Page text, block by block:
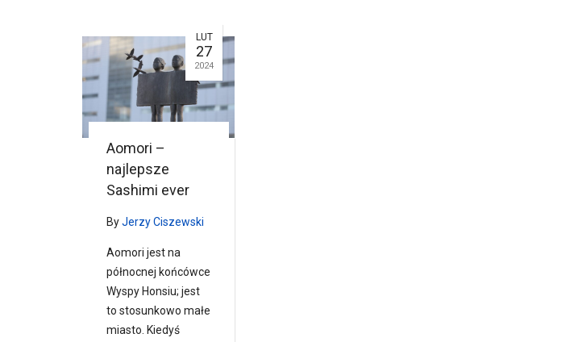
LUT
27
2024
Aomori –
najlepsze
Sashimi ever
ByJerzy Ciszewski
Aomori jest na
północnej końcówce
Wyspy Honsiu; jest
to stosunkowo małe
miasto. Kiedyś